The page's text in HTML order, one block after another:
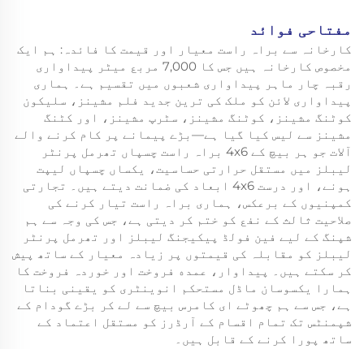
مفتاحی فوائد
کارخانہ سے براہ راست معیار اور قیمت کا فائدہ: ہم ایک
مخصوص کارخانہ ہیں جس کا 7,000 مربع میٹر پیداواری
رقبہ چار ماہر پیداواری شعبوں میں تقسیم ہے۔ ہماری
پیداواری لائن کو ملک کی ترین جدید فلم مشینز، سلیکون
کوٹنگ مشینز، کوٹنگ مشینز، سٹرپ مشینز، اور کٹنگ
مشینز سے لیس کیا گیا ہے—بڑے پیمانے پر کام کرنے والے
آلات جو ہر بیچ کے 4x6 براہ راست چسپاں تھرمل پرنٹر
لیبلز میں مستقل حرارتی حساسیت، یکساں چسپاں لیپت
ہونے، اور درست 4x6 ابعاد کی ضمانت دیتے ہیں۔ تجارتی
کمپنیوں کے برعکس، ہماری براہ راست تیار کرنے کی
صلاحیت ثالث کے نفع کو ختم کر دیتی ہے، جس کی وجہ سے ہم
شپنگ کے لیے فین فولڈ پیکیجنگ لیبلز اور تھرمل پرنٹر
لیبلز کو مقابلہ کی قیمتوں پر زیادہ معیار کے ساتھ پیش
کر سکتے ہیں۔ پیداوار، عمده فروخت اور خوردہ فروخت کا
ہمارا یکسوسان ماڈل مستحکم انوینٹری کو یقینی بناتا
ہے، جس سے ہم چھوٹے ای کامرس بیچ سے لے کر بڑے گودام کے
شپمنٹس تک تمام اقسام کے آرڈرز کو مستقل اعتماد کے
ساتھ پورا کرنے کے قابل ہیں۔